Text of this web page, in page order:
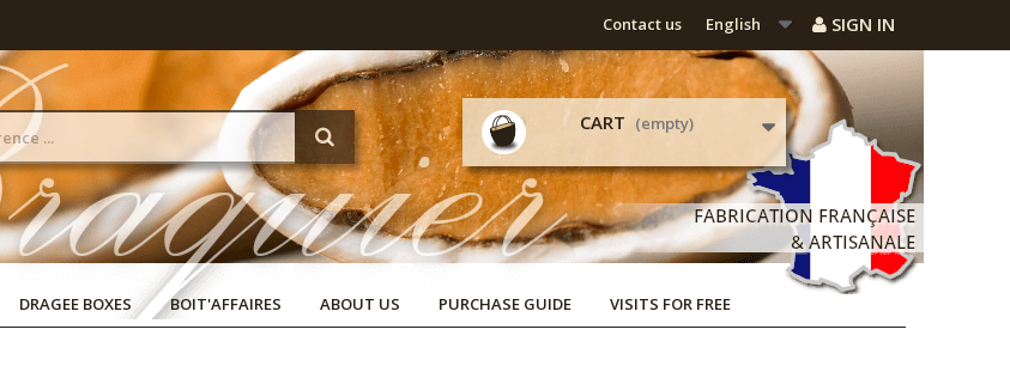
SIGN IN
English
Contact us
CART (empty)
DRAGEE BOXES BOIT'AFFAIRES ABOUT US PURCHASE GUIDE VISITS FOR FREE